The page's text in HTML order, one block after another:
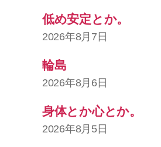
低め安定とか。
2026年8月7日
輪島
2026年8月6日
身体とか心とか。
2026年8月5日